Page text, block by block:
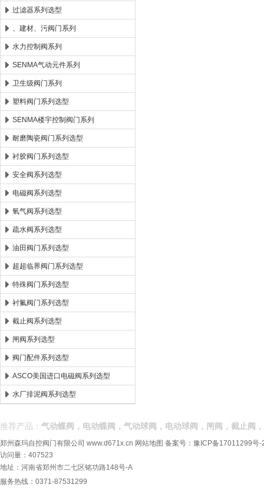
过滤器系列选型
、建材、污阀门系列
水力控制阀系列
SENMA气动元件系列
卫生级阀门系列
塑料阀门系列选型
SENMA楼宇控制阀门系列
耐磨陶瓷阀门系列选型
衬胶阀门系列选型
安全阀系列选型
电磁阀系列选型
氧气阀系列选型
疏水阀系列选型
油田阀门系列选型
超超临界阀门系列选型
特殊阀门系列选型
衬氟阀门系列选型
截止阀系列选型
闸阀系列选型
阀门配件系列选型
ASCO美国进口电磁阀系列选型
水厂排泥阀系列选型
推荐产品： 气动蝶阀，电动蝶阀，气动球阀，电动球阀，闸阀，截止阀
郑州森玛自控阀门有限公司 www.d671x.cn 网站地图 备案号： 豫ICP备17011299号-
访问量：407523
地址：河南省郑州市二七区铭功路148号-A
服务热线：0371-87531299